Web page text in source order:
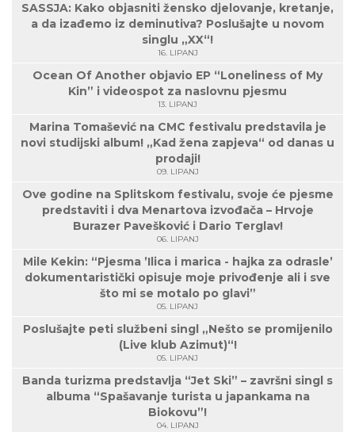
SASSJA: Kako objasniti žensko djelovanje, kretanje,
a da izađemo iz deminutiva? Poslušajte u novom
singlu „XX“!
16. LIPANJ
Ocean Of Another objavio EP “Loneliness of My
Kin” i videospot za naslovnu pjesmu
13. LIPANJ
Marina Tomašević na CMC festivalu predstavila je
novi studijski album! „Kad žena zapjeva“ od danas u
prodaji!
09. LIPANJ
Ove godine na Splitskom festivalu, svoje će pjesme
predstaviti i dva Menartova izvođača – Hrvoje
Burazer Pavešković i Dario Terglav!
06. LIPANJ
Mile Kekin: “Pjesma ’Ilica i marica - hajka za odrasle’
dokumentaristički opisuje moje privođenje ali i sve
što mi se motalo po glavi”
05. LIPANJ
Poslušajte peti službeni singl „Nešto se promijenilo
(Live klub Azimut)“!
05. LIPANJ
Banda turizma predstavlja “Jet Ski” – završni singl s
albuma “Spašavanje turista u japankama na
Biokovu”!
04. LIPANJ